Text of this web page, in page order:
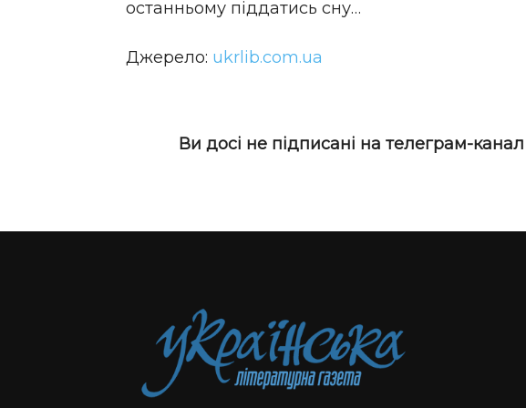
останньому піддатись сну…
Джерело: ukrlib.com.ua
Ви досі не підписані на телеграм-